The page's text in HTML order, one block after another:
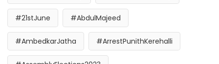
#21stJune #AbdulMajeed
#AmbedkarJatha #ArrestPunithKerehalli